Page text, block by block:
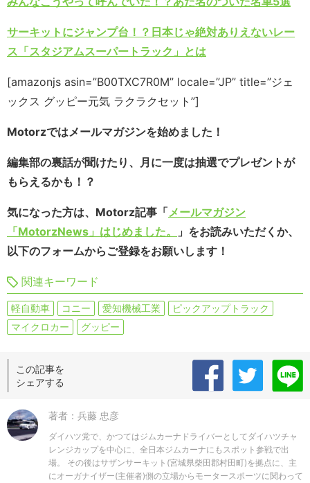
サーキットにジャンプ台！？日本じゃ絶対ありえないレー
ス「スタジアムスーパートラック」とは
[amazonjs asin=”B00TXC7R0M” locale=”JP” title=”ジェ
ックス グッピー元気 ラクラクセット”]
Motorzではメールマガジンを始めました！
編集部の裏話が聞けたり、月に一度は抽選でプレゼントが
もらえるかも！？
気になった方は、Motorz記事「メールマガジン
「MotorzNews」はじめました。
」をお読みいただくか、
以下のフォームからご登録をお願いします！
関連キーワード
軽自動車 コニー 愛知機械工業
ピックアップトラック
マイクロカー
グッピー
この記事を
シェアする
著者：兵藤 忠彦
ダイハツ党で、かつてはジムカーナドライバーとしてダイハツチャ
レンジカップを中心に、全日本ジムカーナにもスポット参戦で出
場。 その後はサザンサーキット(宮城県柴田郡村田町)を拠点に、主
にオーガナイザー(主催者)側の立場からモータースポーツに関わって